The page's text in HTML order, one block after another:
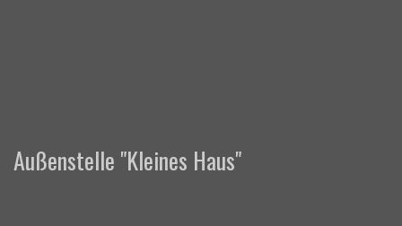
Außenstelle "Kleines Haus"